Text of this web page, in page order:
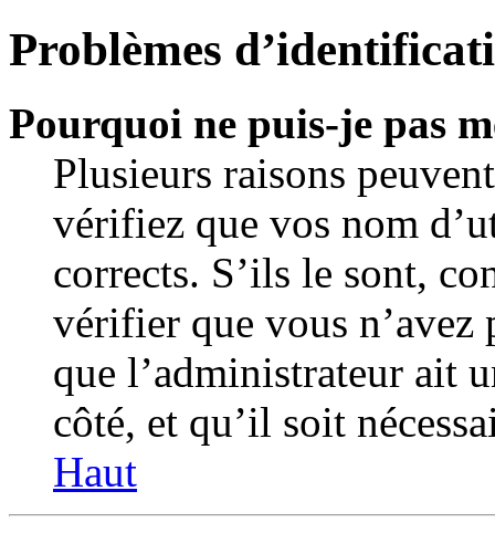
Problèmes
Pourquoi ne puis-je pas
Plusieurs raisons
vérifiez que vos nom
corrects. S’ils le sont,
vérifier que vous n’avez
que l’administrateur ait
côté, et qu’il soit
Haut